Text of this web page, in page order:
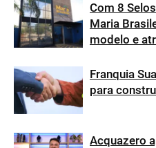
Com 8
Maria
modelo e
Franquia
para
Acquazero